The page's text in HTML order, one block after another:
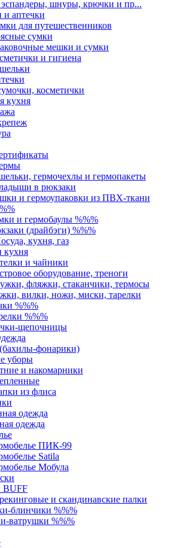
шнуры, крючки и пр...
аптечки
для путешественников
сумки
мешки и сумки
и гигиена
косметички
кухня
гермочехлы и гермопакеты
в рюкзаки
и гермоупаковки из ПВХ-ткани
и гермобаулы %%%
(драйбэги) %%%
кухня, газ
кухня
и чайники
оборудование, треноги
фляжки, стаканчики, термосы
вилки, ножи, миски, тарелки
%%%
%%%
щепочницы
фонарики)
уборы
и накомарники
из флиса
одежда
одежда
ПИК-99
Satila
Мобула
BUFF
и скандинавские палки
блинчики %%%
ватрушки %%%